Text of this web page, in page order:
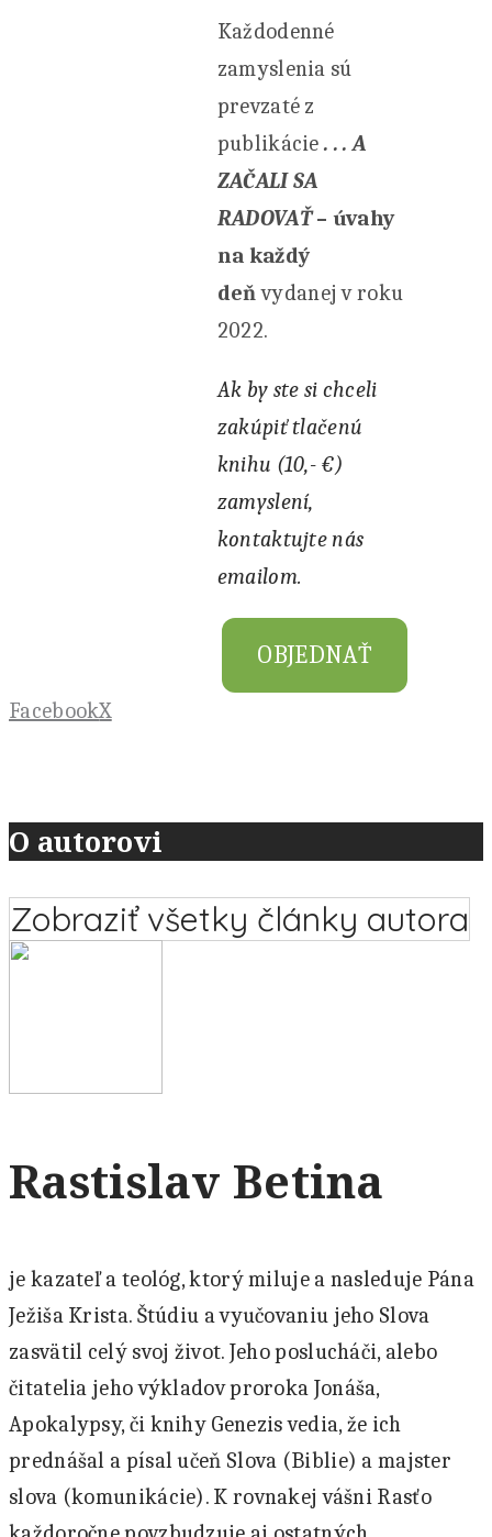
Každodenné
zamyslenia sú
prevzaté z
publikácie. . . A
ZAČALI SA
RADOVAŤ – úvahy
na každý
deňvydanej v roku
2022.
Ak by ste si chceli
zakúpiť tlačenú
knihu (10,- €)
zamyslení,
kontaktujte nás
emailom.
OBJEDNAŤ
FacebookX
O autorovi
Zobraziť všetky články autora
Rastislav Betina
je kazateľ a teológ, ktorý miluje a nasleduje Pána
Ježiša Krista. Štúdiu a vyučovaniu jeho Slova
zasvätil celý svoj život. Jeho poslucháči, alebo
čitatelia jeho výkladov proroka Jonáša,
Apokalypsy, či knihy Genezis vedia, že ich
prednášal a písal učeň Slova (Biblie) a majster
slova (komunikácie). K rovnakej vášni Rasťo